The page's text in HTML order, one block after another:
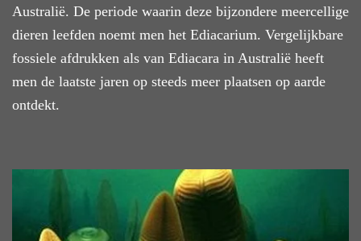
Australië. De periode waarin deze bijzondere meercellige
dieren leefden noemt men het Ediacarium. Vergelijkbare
fossiele afdrukken als van Ediacara in Australië heeft
men de laatste jaren op steeds meer plaatsen op aarde
ontdekt.